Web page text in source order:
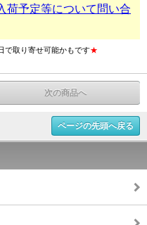
荷予定等について問い合
で取り寄せ可能かもです★
次の商品へ
ページの先頭へ戻る